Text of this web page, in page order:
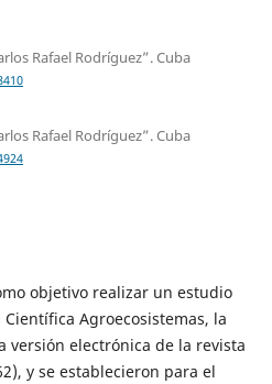
Rafael Rodríguez”. Cuba
Rafael Rodríguez”. Cuba
objetivo realizar un estudio
Agroecosistemas, la
versión electrónica de la revista
y se establecieron para el